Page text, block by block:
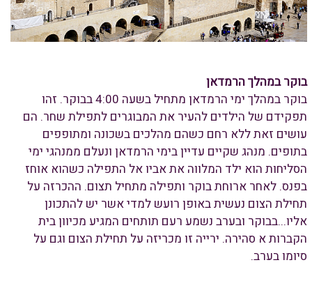
בוקר במהלך הרמדאן
בוקר במהלך ימי הרמדאן מתחיל בשעה 4:00 בבוקר. זהו
תפקידם של הילדים להעיר את המבוגרים לתפילת שחר. הם
עושים זאת ללא רחם כשהם מהלכים בשכונה ומתופפים
בתופים. מנהג שקיים עדיין בימי הרמדאן ונעלם ממנהגי ימי
הסליחות הוא ילד המלווה את אביו אל התפילה כשהוא אוחז
בפנס. לאחר ארוחת בוקר ותפילה מתחיל תצום. ההכרזה על
תחילת הצום נעשית באופן רועש למדי אשר יש להתכונן
אליו...בבוקר ובערב נשמע רעם תותחים המגיע מכיוון בית
הקברות א סהירה. ירייה זו מכריזה על תחילת הצום וגם על
סיומו בערב.